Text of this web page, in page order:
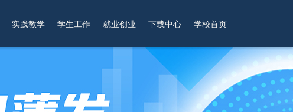
实践教学 学生工作 就业创业 下载中心 学校首页